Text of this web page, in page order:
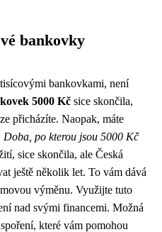
bankovky
bankovkami, není
5000 Kč sice skončila,
přicházíte. Naopak, máte
Doba, po kterou jsou 5000 Kč
sice skončila, ale Česká
ještě několik let. To vám dává
výměnu. Využijte tuto
nad svými financemi. Možná
které vám pomohou